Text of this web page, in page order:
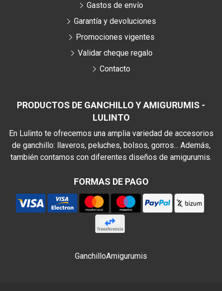
PRODUCTOS DE GANCHILLO Y AMIGURUMIS -
LULINTO
En Lulinto te ofrecemos una amplia variedad de accesorios
de ganchillo: llaveros, peluches, bolsos, gorros... Además,
también contamos con diferentes diseños de amigurumis.
FORMAS DE PAGO
Gastos de envío
Garantía y devoluciones
Promociones vigentes
Validar cheque regalo
Contacto
GanchilloAmigurumis